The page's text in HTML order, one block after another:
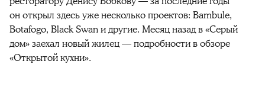
он открыл здесь уже несколько проектов: Bambule,
Botafogo, Black Swan и другие. Месяц назад в «Серый
дом» заехал новый жилец — подробности в обзоре
«Открытой кухни».